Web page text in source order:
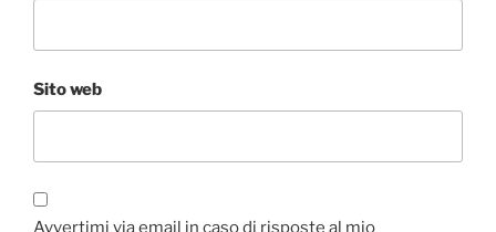
Sito web
Avvertimi via email in caso di risposte al mio